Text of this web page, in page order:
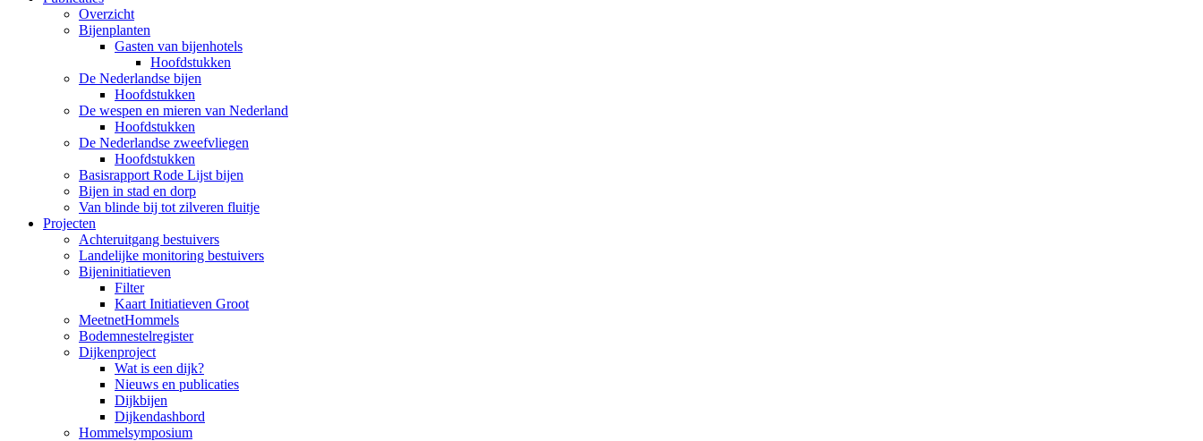
Overzicht
Bijenplanten
Gasten van bijenhotels
Hoofdstukken
De Nederlandse bijen
Hoofdstukken
De wespen en mieren van Nederland
Hoofdstukken
De Nederlandse zweefvliegen
Hoofdstukken
Basisrapport Rode Lijst bijen
Bijen in stad en dorp
Van blinde bij tot zilveren fluitje
Projecten
Achteruitgang bestuivers
Landelijke monitoring bestuivers
Bijeninitiatieven
Filter
Kaart Initiatieven Groot
MeetnetHommels
Bodemnestelregister
Dijkenproject
Wat is een dijk?
Nieuws en publicaties
Dijkbijen
Dijkendashbord
Hommelsymposium